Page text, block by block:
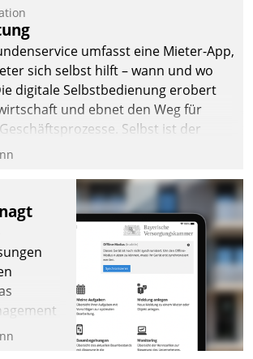
umfasst eine Mieter-App,
sich selbst hilft – wann und wo
digitale Selbstbedienung erobert
und ebnet den Weg für
Selbst ist der
der Serviceanbieter.